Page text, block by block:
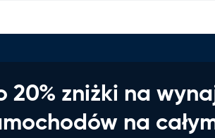
20% zniżki na
na